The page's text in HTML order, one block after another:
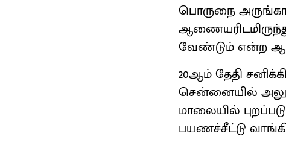
பொருநை
வேண்டும் என்ற
20ஆம் தேதி
சென்னையில்
மாலையில்
பயணச்சீட்டு